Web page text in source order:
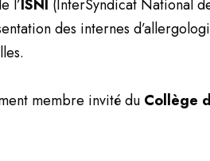
l’ISNI (InterSyndicat National
des internes
membre invité du Collège